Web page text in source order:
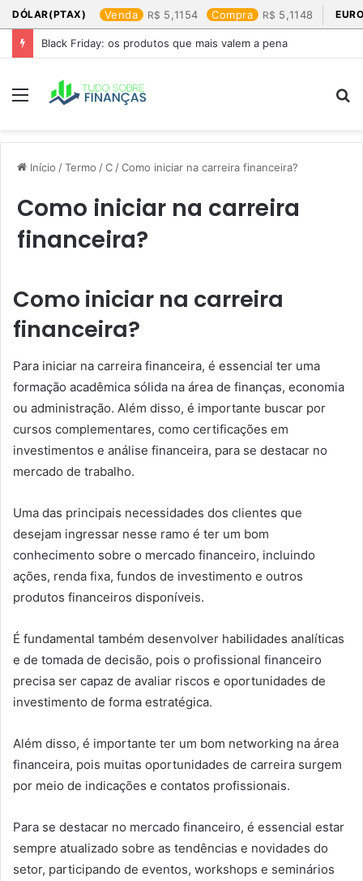
DÓLAR(PTAX) Venda 5,1154 Compra 5,1148
Black Friday: os produtos que mais valem a pena
Menu
Início /Termo /C /Como iniciar na carreira financeira?
Como iniciar na carreira
financeira?
Como iniciar na carreira
financeira?
Para iniciar na carreira financeira, é essencial ter uma
formação acadêmica sólida na área de finanças, economia
ou administração. Além disso, é importante buscar por
cursos complementares, como certificações em
investimentos e análise financeira, para se destacar no
mercado de trabalho.
Uma das principais necessidades dos clientes que
desejam ingressar nesse ramo é ter um bom
conhecimento sobre o mercado financeiro, incluindo
ações, renda fixa, fundos de investimento e outros
produtos financeiros disponíveis.
É fundamental também desenvolver habilidades analíticas
e de tomada de decisão, pois o profissional financeiro
precisa ser capaz de avaliar riscos e oportunidades de
investimento de forma estratégica.
Além disso, é importante ter um bom networking na área
financeira, pois muitas oportunidades de carreira surgem
por meio de indicações e contatos profissionais.
Para se destacar no mercado financeiro, é essencial estar
sempre atualizado sobre as tendências e novidades do
setor, participando de eventos, workshops e seminários